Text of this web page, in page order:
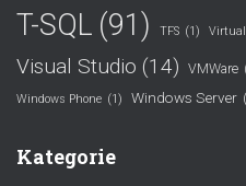
T-SQL (91) TFS (1)
Visual Studio (14) VMWare
Windows Phone (1) Windows Server
Kategorie